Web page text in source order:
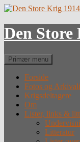
Hop
indhold
Den Store
Søg
Primær menu
Forside
Fotos og
Krigsdeltagere
Om
Lister, links &
Litteratur